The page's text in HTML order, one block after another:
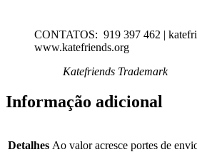
CONTATOS: 919 397 462 |
www.katefriends.org
Katefriends Trademark
Informação adicional
Detalhes Ao valor acresce portes de